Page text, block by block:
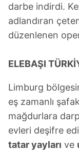
darbe indirdi.
adlandıran
düzenlenen
ELEBAŞI
Limburg
eş zamanlı
mağdurlara darp
evleri deşifre
tatar yayları ve